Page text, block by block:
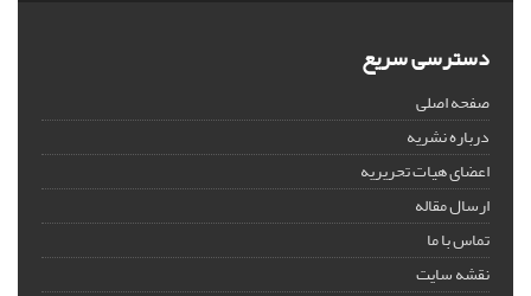
دسترسی سریع
صفحه اصلی
درباره نشریه
اعضای هیات تحریریه
ارسال مقاله
تماس با ما
نقشه سایت